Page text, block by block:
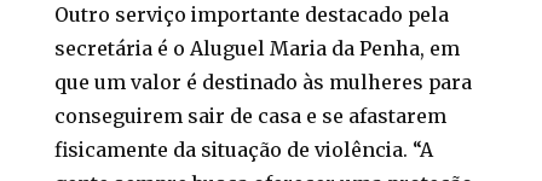
Outro serviço importante destacado pela
secretária é o Aluguel Maria da Penha, em
que um valor é destinado às mulheres para
conseguirem sair de casa e se afastarem
fisicamente da situação de violência. “A